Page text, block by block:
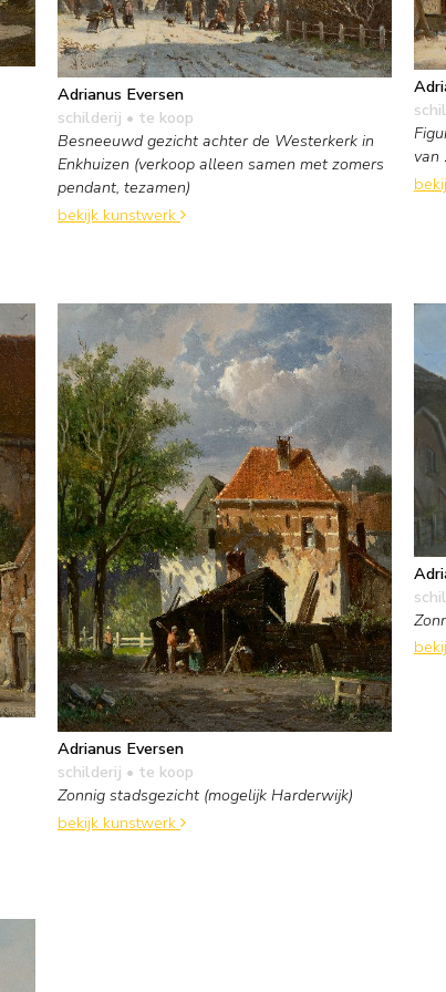
Adrianus Eversen
schilderij • te koop
Besneeuwd gezicht achter de Westerkerk in
Enkhuizen (verkoop alleen samen met zomers
pendant, tezamen)
bekijk kunstwerk
van
Adrianus Eversen
schilderij • te koop
Zonnig stadsgezicht (mogelijk Harderwijk)
bekijk kunstwerk